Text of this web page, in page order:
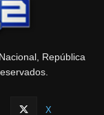
República
X